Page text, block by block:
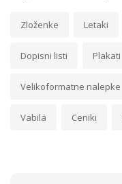
Zloženke Letaki
Dopisni listi Plakati
Velikoformatne nalepke
Vabila Ceniki